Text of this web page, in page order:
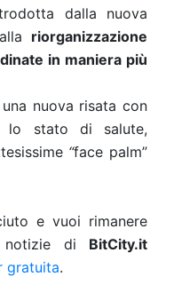
dalla nuova
riorganizzazione
in maniera più
nuova risata con
lo stato di salute,
“face palm”
e vuoi rimanere
notizie di BitCity.it
gratuita.